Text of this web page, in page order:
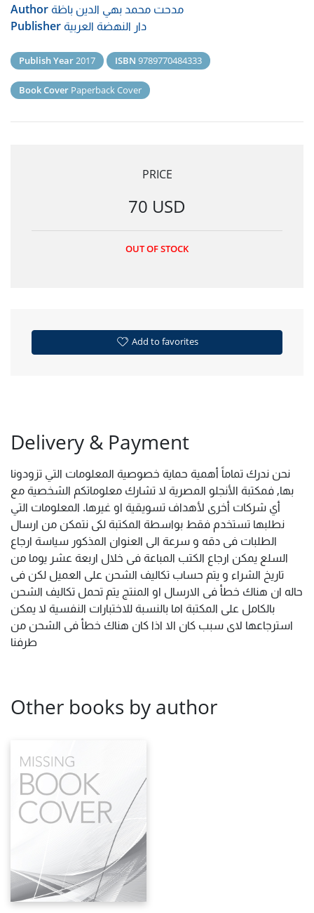
Author مدحت محمد بهي الدين باظة
Publisher دار النهضة العربية
Publish Year2017 ISBN 9789770484333
Book Cover Paperback Cover
PRICE
70 USD
OUT OF STOCK
Add to favorites
Delivery & Payment
نحن ندرك تماماً أهمية حماية خصوصية المعلومات التي تزودونا
بها, فمكتبة الأنجلو المصرية لا تشارك معلوماتكم الشخصية مع
أي شركات أخرى لأهداف تسويقية او غيرها. المعلومات التي
نطلبها تستخدم فقط بواسطة المكتبة لكى نتمكن من ارسال
الطلبات فى دقه و سرعة الى العنوان المذكور سياسة ارجاع
السلع يمكن ارجاع الكتب المباعة فى خلال اربعة عشر يوما من
تاريخ الشراء و يتم حساب تكاليف الشحن على العميل لكن فى
حاله ان هناك خطأ فى الارسال او المنتج يتم تحمل تكاليف الشحن
بالكامل على المكتبة اما بالنسبة للاختبارات النفسية لا يمكن
استرجاعها لاى سبب كان الا اذا كان هناك خطأ فى الشحن من
طرفنا
Other books by author